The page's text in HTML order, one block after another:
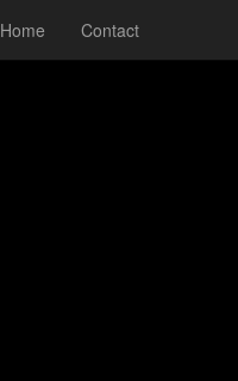
Home Contact